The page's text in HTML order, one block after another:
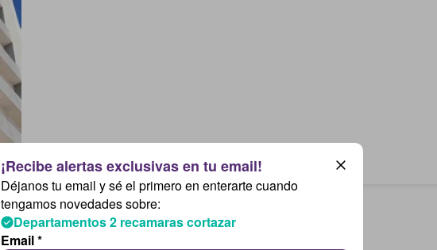
Déjanos tu email y sé el primero en enterarte cuando
tengamos novedades sobre:
Departamentos 2 recamaras cortazar
Email *